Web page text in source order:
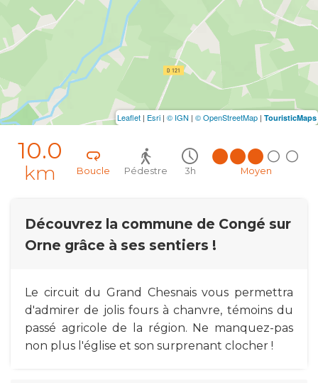
10.0
km Boucle Pédestre 3h Moyen
Découvrez la commune de Congé sur
Orne grâce à ses sentiers !
Le circuit du Grand Chesnais vous permettra
d'admirer de jolis fours à chanvre, témoins du
passé agricole de la région. Ne manquez-pas
non plus l'église et son surprenant clocher !
Leaflet | Esri | © IGN | © OpenStreetMap | TouristicMaps